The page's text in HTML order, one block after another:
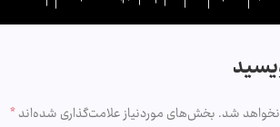
شد.بخش‌های موردنیاز علامت‌گذاری شده‌اند*